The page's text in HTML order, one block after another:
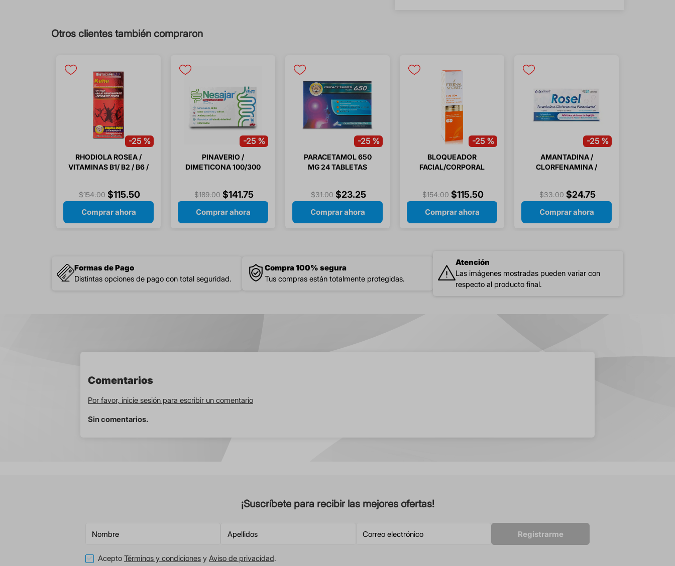
Otros clientes también compraron
-25 %
RHODIOLA ROSEA /
VITAMINAS B1/ B2 / B6 /
$154.00 $115.50
Comprar ahora
-25 %
PINAVERIO /
DIMETICONA 100/300
$189.00 $141.75
Comprar ahora
-25 %
PARACETAMOL 650
MG 24 TABLETAS
$31.00 $23.25
Comprar ahora
-25 %
BLOQUEADOR
FACIAL/CORPORAL
$154.00 $115.50
Comprar ahora
-25 %
AMANTADINA /
CLORFENAMINA /
$33.00 $24.75
Comprar ahora
Formas de Pago
Distintas opciones de pago con total seguridad.
Compra 100% segura
Tus compras están totalmente protegidas.
Atención
Las imágenes mostradas pueden variar con
respecto al producto final.
Comentarios
Por favor, inicie sesión para escribir un comentario
Sin comentarios.
¡Suscríbete para recibir las mejores ofertas!
Acepto Términos y condicionesy Aviso de privacidad.
Registrarme